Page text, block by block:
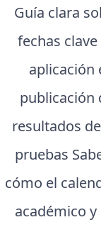
Guía clara
fechas clave
aplicación
publicación
resultados
pruebas
cómo el
académico y